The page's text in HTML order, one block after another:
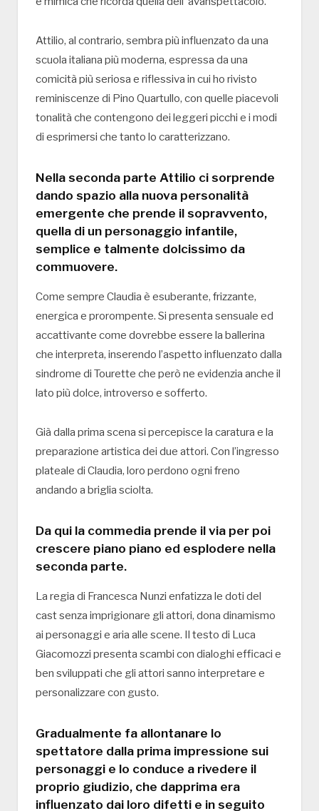
Attilio, al contrario, sembra più influenzato da una
scuola italiana più moderna, espressa da una
comicità più seriosa e riflessiva in cui ho rivisto
reminiscenze di Pino Quartullo, con quelle piacevoli
tonalità che contengono dei leggeri picchi e i modi
di esprimersi che tanto lo caratterizzano.
Nella seconda parte Attilio ci sorprende
dando spazio alla nuova personalità
emergente che prende il sopravvento,
quella di un personaggio infantile,
semplice e talmente dolcissimo da
commuovere.
Come sempre Claudia è esuberante, frizzante,
energica e prorompente. Si presenta sensuale ed
accattivante come dovrebbe essere la ballerina
che interpreta, inserendo l’aspetto influenzato dalla
sindrome di Tourette che però ne evidenzia anche il
lato più dolce, introverso e sofferto.
Già dalla prima scena si percepisce la caratura e la
preparazione artistica dei due attori. Con l’ingresso
plateale di Claudia, loro perdono ogni freno
andando a briglia sciolta.
Da qui la commedia prende il via per poi
crescere piano piano ed esplodere nella
seconda parte.
La regia di Francesca Nunzi enfatizza le doti del
cast senza imprigionare gli attori, dona dinamismo
ai personaggi e aria alle scene. Il testo di Luca
Giacomozzi presenta scambi con dialoghi efficaci e
ben sviluppati che gli attori sanno interpretare e
personalizzare con gusto.
Gradualmente fa allontanare lo
spettatore dalla prima impressione sui
personaggi e lo conduce a rivedere il
proprio giudizio, che dapprima era
influenzato dai loro difetti e in seguito